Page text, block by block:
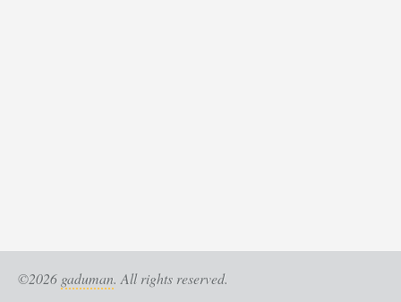
©2026 gaduman. All rights reserved.